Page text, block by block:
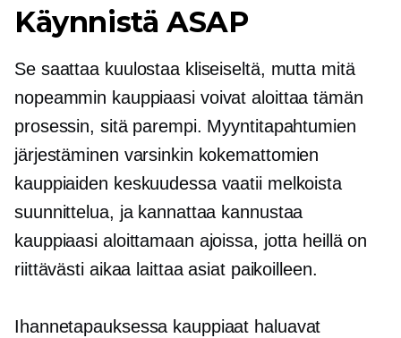
Käynnistä ASAP
Se saattaa kuulostaa kliseiseltä, mutta mitä
nopeammin kauppiaasi voivat aloittaa tämän
prosessin, sitä parempi. Myyntitapahtumien
järjestäminen varsinkin kokemattomien
kauppiaiden keskuudessa vaatii melkoista
suunnittelua, ja kannattaa kannustaa
kauppiaasi aloittamaan ajoissa, jotta heillä on
riittävästi aikaa laittaa asiat paikoilleen.
Ihannetapauksessa kauppiaat haluavat